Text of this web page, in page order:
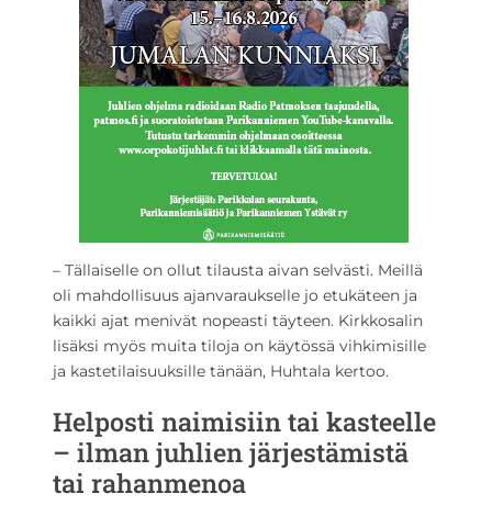
– Tällaiselle on ollut tilausta aivan selvästi. Meillä
oli mahdollisuus ajanvaraukselle jo etukäteen ja
kaikki ajat menivät nopeasti täyteen. Kirkkosalin
lisäksi myös muita tiloja on käytössä vihkimisille
ja kastetilaisuuksille tänään, Huhtala kertoo.
Helposti naimisiin tai kasteelle
– ilman juhlien järjestämistä
tai rahanmenoa